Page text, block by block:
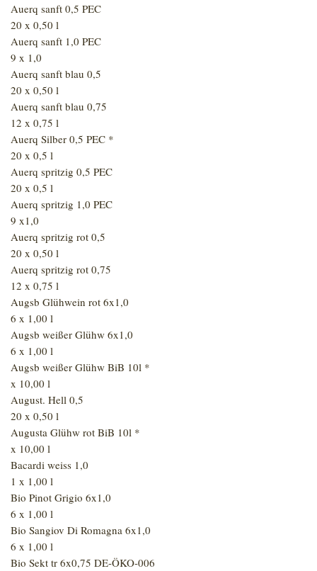
Auerq sanft 0,5 PEC
20 x 0,50 l
Auerq sanft 1,0 PEC
9 x 1,0
Auerq sanft blau 0,5
20 x 0,50 l
Auerq sanft blau 0,75
12 x 0,75 l
Auerq Silber 0,5 PEC *
20 x 0,5 l
Auerq spritzig 0,5 PEC
20 x 0,5 l
Auerq spritzig 1,0 PEC
9 x1,0
Auerq spritzig rot 0,5
20 x 0,50 l
Auerq spritzig rot 0,75
12 x 0,75 l
Augsb Glühwein rot 6x1,0
6 x 1,00 l
Augsb weißer Glühw 6x1,0
6 x 1,00 l
Augsb weißer Glühw BiB 10l *
x 10,00 l
August. Hell 0,5
20 x 0,50 l
Augusta Glühw rot BiB 10l *
x 10,00 l
Bacardi weiss 1,0
1 x 1,00 l
Bio Pinot Grigio 6x1,0
6 x 1,00 l
Bio Sangiov Di Romagna 6x1,0
6 x 1,00 l
Bio Sekt tr 6x0,75 DE-ÖKO-006